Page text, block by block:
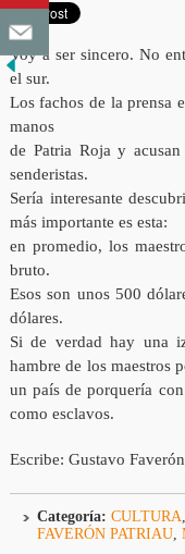
Voy a ser sincero. No
el sur.
Los fachos de la prensa
manos
de Patria Roja y
senderistas.
Sería interesante
más importante es esta:
en promedio, los
bruto.
Esos son unos 500
dólares.
Si de verdad hay una
hambre de los maestros
un país de porquería
como esclavos.
Escribe: Gustavo Faverón
Categoría: CULTURA,
FAVERÓN PATRIAU,